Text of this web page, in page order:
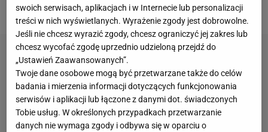
wyeliminowałby pomyłki - uważa Valcke.
swoich serwisach, aplikacjach i w Internecie lub personalizacji
treści w nich wyświetlanych. Wyrażenie zgody jest dobrowolne.
Jeśli nie chcesz wyrazić zgody, chcesz ograniczyć jej zakres lub
chcesz wycofać zgodę uprzednio udzieloną przejdź do
„Ustawień Zaawansowanych”.
Twoje dane osobowe mogą być przetwarzane także do celów
badania i mierzenia informacji dotyczących funkcjonowania
serwisów i aplikacji lub łączone z danymi dot. świadczonych
Tobie usług. W określonych przypadkach przetwarzanie
danych nie wymaga zgody i odbywa się w oparciu o